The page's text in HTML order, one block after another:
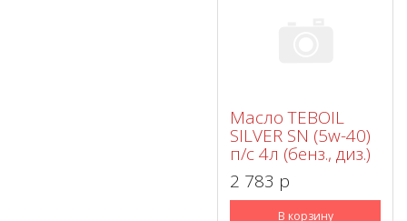
Масло TEBOIL
SILVER SN (5w-40)
п/с 4л (бенз., диз.)
2 783 p
В корзину